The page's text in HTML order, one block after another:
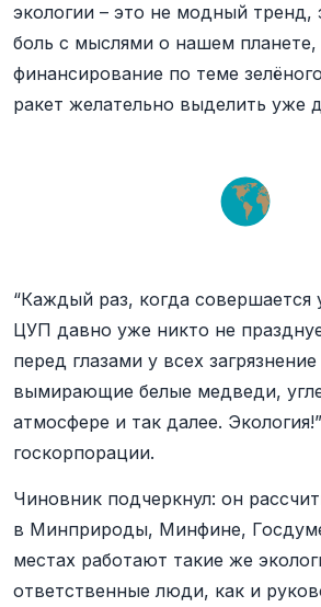
экологии – это не модный тренд,
боль с мыслями о нашем
финансирование по теме
ракет желательно выделить уже
“Каждый раз, когда
ЦУП давно уже никто не
перед глазами у всех
вымирающие белые медведи,
атмосфере и так далее.
госкорпорации.
Чиновник подчеркнул: он
в Минприроды, Минфине,
местах работают такие же
ответственные люди, как и